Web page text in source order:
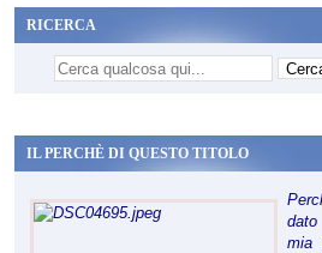
RICERCA
IL PERCHÈ DI QUESTO TITOLO
mia